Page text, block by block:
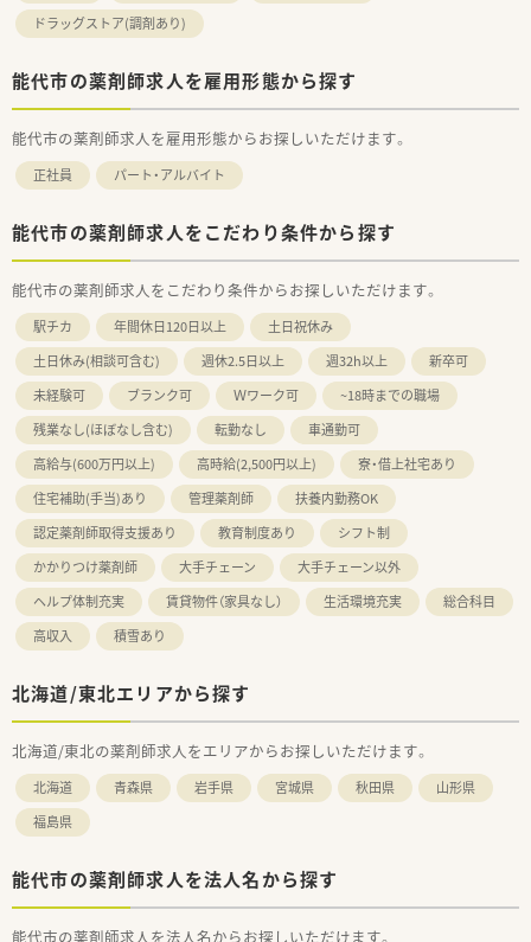
ドラッグストア(調剤あり)
能代市の薬剤師求人を雇用形態から探す
能代市の薬剤師求人を雇用形態からお探しいただけます。
正社員 パート・アルバイト
能代市の薬剤師求人をこだわり条件から探す
能代市の薬剤師求人をこだわり条件からお探しいただけます。
駅チカ 年間休日120日以上
土日祝休み
土日休み(相談可含む)
週休2.5日以上 週32h以上
新卒可
未経験可
ブランク可 Ｗワーク可
~18時までの職場
残業なし(ほぼなし含む)
転勤なし
車通勤可
高給与(600万円以上)
高時給(2,500円以上)
寮・借上社宅あり
住宅補助(手当)あり
管理薬剤師
扶養内勤務OK
認定薬剤師取得支援あり
教育制度あり
シフト制
かかりつけ薬剤師
大手チェーン
大手チェーン以外
ヘルプ体制充実
賃貸物件（家具なし） 生活環境充実
総合科目
高収入
積雪あり
北海道/東北エリアから探す
北海道/東北の薬剤師求人をエリアからお探しいただけます。
北海道 青森県 岩手県 宮城県 秋田県
山形県
福島県
能代市の薬剤師求人を法人名から探す
能代市の薬剤師求人を法人名からお探しいただけます。